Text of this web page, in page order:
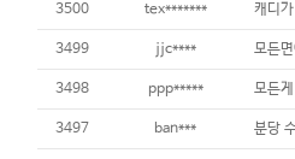
3500 tex*******
3499 jjc****
3498 ppp*****
3497 ban***